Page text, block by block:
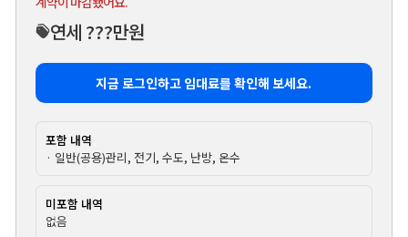
연세 ???만원
지금 로그인하고 임대료를 확인해 보세요.
포함 내역
· 일반(공용)관리, 전기, 수도, 난방, 온수
미포함 내역
없음